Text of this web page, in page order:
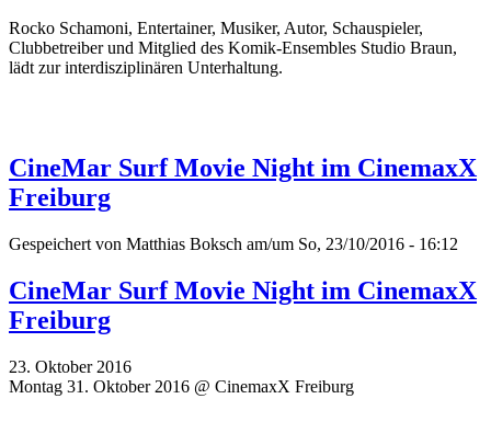
Rocko Schamoni, Entertainer, Musiker, Autor, Schauspieler,
Clubbetreiber und Mitglied des Komik-Ensembles Studio Braun,
lädt zur interdisziplinären Unterhaltung.
CineMar Surf Movie Night im CinemaxX
Freiburg
Gespeichert von Matthias Boksch am/um So, 23/10/2016 - 16:12
CineMar Surf Movie Night im CinemaxX
Freiburg
23. Oktober 2016
Montag 31. Oktober 2016 @ CinemaxX Freiburg